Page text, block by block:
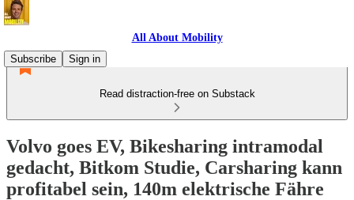
All About Mobility
Subscribe
Sign in
Read distraction-free on Substack
Volvo goes EV, Bikesharing intramodal
gedacht, Bitkom Studie, Carsharing kann
profitabel sein, 140m elektrische Fähre